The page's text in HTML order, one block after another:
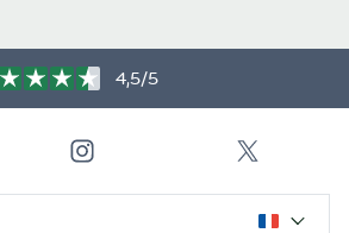
4,5/5